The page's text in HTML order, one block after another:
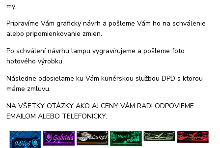
my.
Pripravíme Vám graficky návrh a pošleme Vám ho na schválenie
alebo pripomienkovanie zmien.
Po schválení návrhu lampu vygravírujeme a pošleme foto
hotového výrobku.
Následne odosielame ku Vám kuriérskou službou DPD s ktorou
máme zmluvu.
NA VŠETKY OTÁZKY AKO AJ CENY VÁM RADI ODPOVIEME
EMAILOM ALEBO TELEFONICKY.